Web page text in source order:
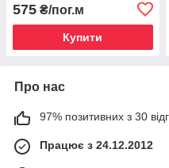
575 ₴/пог.м
Купити
Про нас
97% позитивних з 30
Працює з 24.12.2012